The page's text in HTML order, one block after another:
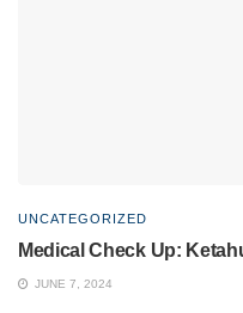
UNCATEGORIZED
Medical Check Up:
JUNE 7, 2024